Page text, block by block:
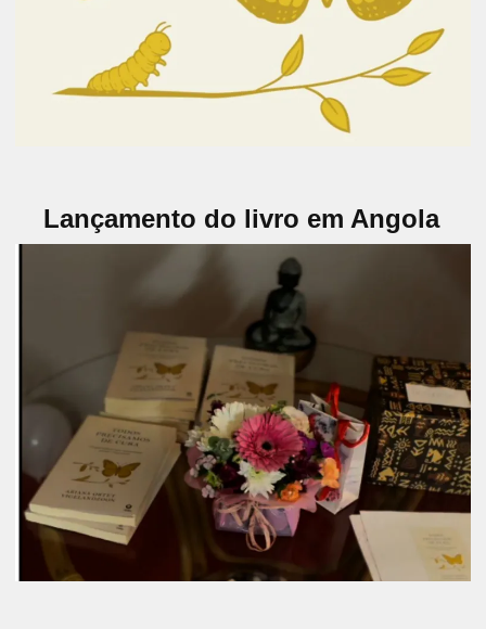
Lançamento do livro em Angola
Inscreve-te aqui para estares presente
Inscreve-te aqui para estares presente
AUTOCONHECIMENTO AUTOCURA
CURAHOLÍSTICA
DESPERTARDACONSCIÊNCIA
DICLA BURITY
LANÇAMENTODOLIVRO
LIVROINSPIRADOR
LUANDA
NOVEMBROEDITORIAL
PRANA ANGOLA
PRANICHEALING
TODOSPRECISAMOSDECURA